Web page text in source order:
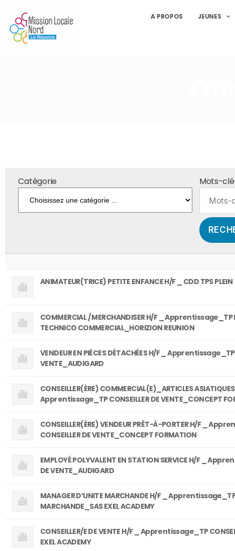
A PROPOS JEUNES
Catégorie Mots-
ANIMATEUR(TRICE) PETITE ENFANCE H/F _ CDD TPS PLEIN
COMMERCIAL / MERCHANDISER H/F _ Apprentissage_TP
TECHNICO COMMERCIAL_HORIZION REUNION
VENDEUR EN PIÈCES DÉTACHÉES H/F _ Apprentissage_TP
VENTE_AUDIGARD
CONSEILLER(ÈRE) COMMERCIAL(E)_ARTICLES ASIATIQUES
Apprentissage_TP CONSEILLER DE VENTE_CONCEPT
CONSEILLER(ÈRE) VENDEUR PRÊT-À-PORTER H/F _
CONSEILLER DE VENTE_CONCEPT FORMATION
EMPLOYÉ POLYVALENT EN STATION SERVICE H/F _
DE VENTE_AUDIGARD
MANAGER D’UNITE MARCHANDE H/F _ Apprentissage_TP
MARCHANDE_SAS EXEL ACADEMY
CONSEILLER/E DE VENTE H/F _ Apprentissage_TP
EXEL ACADEMY